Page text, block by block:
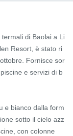
di Baolai a Li
Resort, è stato ri
Fornisce sor
e servizi di b
e bianco dalla form
sotto il cielo azz
con colonne